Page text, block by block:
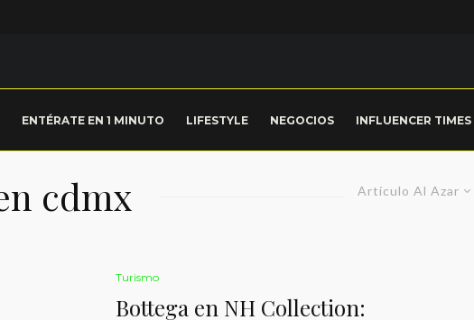
ENTÉRATE EN 1 MINUTO LIFESTYLE NEGOCIOS INFLUENCER TIMES
Artículo Al Azar
cdmx
Turismo
Bottega en NH Collection: